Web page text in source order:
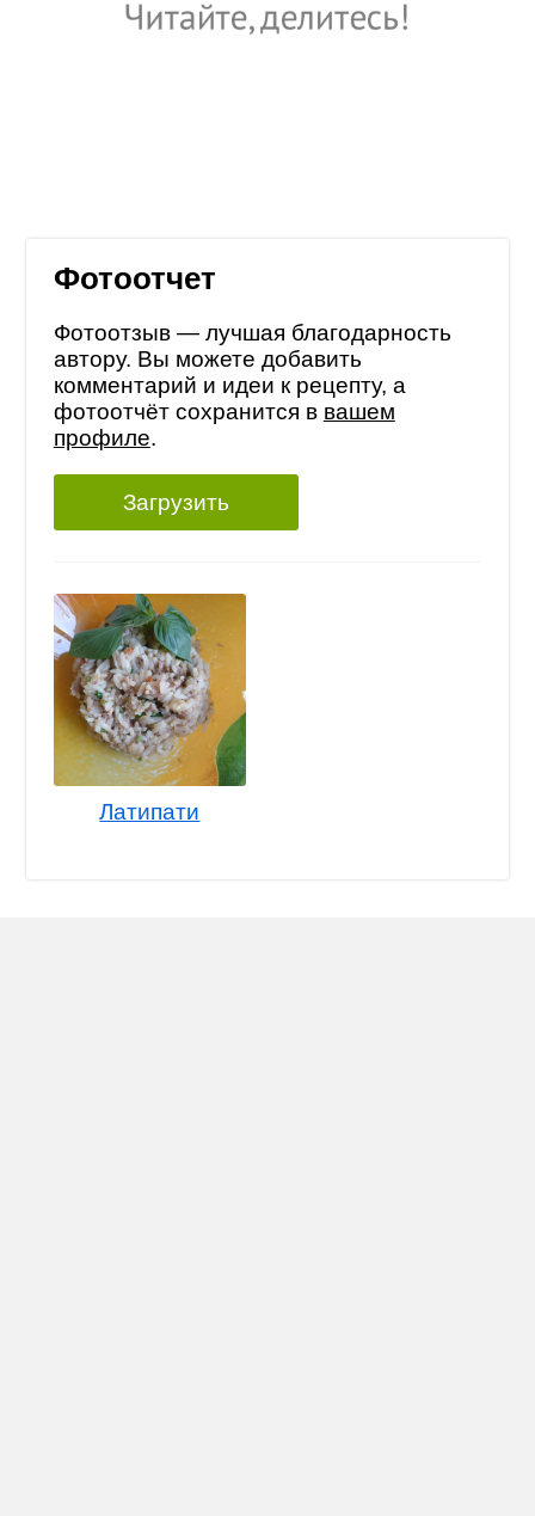
Фотоотчет
Фотоотзыв — лучшая благодарность
автору. Вы можете добавить
комментарий и идеи к рецепту, а
фотоотчёт сохранится в вашем
профиле.
Загрузить
Латипати